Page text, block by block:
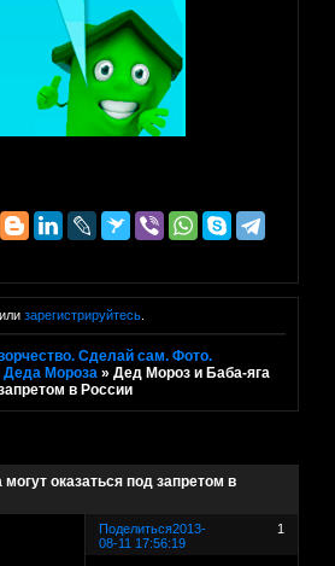
зарегистрируйтесь.
Сделай сам. Фото.
Деда Мороза »Дед Мороз и Баба-яга
в России
оказаться под запретом в
Поделиться 1
2013-
08-11 17:56:19